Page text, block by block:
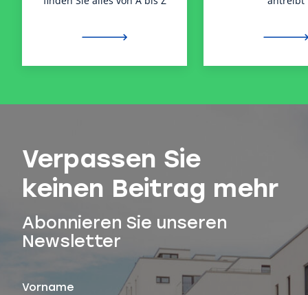
Verpassen Sie
keinen Beitrag mehr
Abonnieren Sie unseren
Newsletter
Vorname